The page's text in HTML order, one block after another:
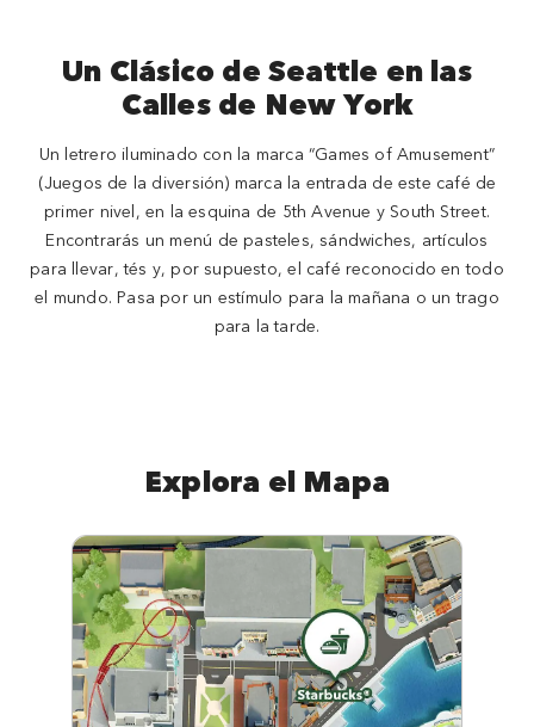
Un Clásico de Seattle en las
Calles de New York
Un letrero iluminado con la marca “Games of Amusement”
(Juegos de la diversión) marca la entrada de este café de
primer nivel, en la esquina de 5th Avenue y South Street.
Encontrarás un menú de pasteles, sándwiches, artículos
para llevar, tés y, por supuesto, el café reconocido en todo
el mundo. Pasa por un estímulo para la mañana o un trago
para la tarde.
Explora el Mapa